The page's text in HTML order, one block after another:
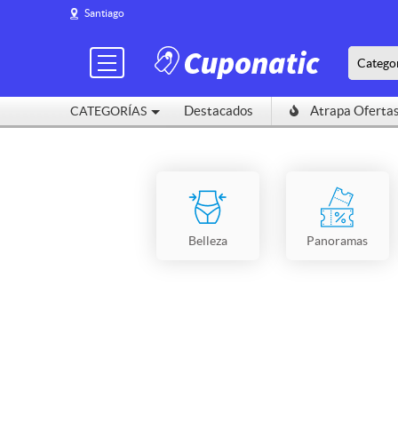
Santiago
CATEGORÍAS Destacados Atrapa Ofertas
Belleza Panoramas